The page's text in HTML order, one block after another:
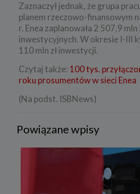
Zaznaczył jednak, że grupa
planem rzeczowo-finansowym
r. Enea zaplanowała 2 507,9 mln
inwestycyjnych. W okresie I-III
110 mln zł inwestycji.
Czytaj także: 100 tys.
roku prosumentów w sieci Enea
(Na podst. ISBNews)
Powiązane wpisy